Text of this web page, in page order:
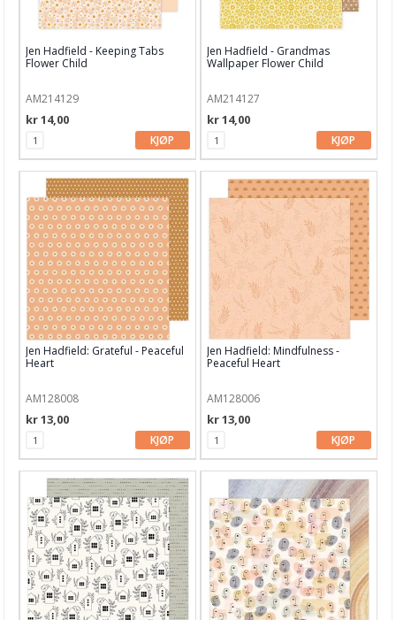
Papir & Spesialpapir
Scrapbooking & lommescrapping
Planners & kalender
Art Journaling & Mixed Media
Vokssegl & tilbehør
Lim & Verktøy
Barnehobby
Bånd, Blonder & Tekstil
Garn & Tilbehør
Gips, støp, form
Hobby - generelt
Julens produkter
Kunstnermateriell
Maling & Tusj
Oppbevaring
Papir, Kort & Konvolutt
Sjablong & Tilbehør
Smykkelaging
Jen Hadfield - Keeping Tabs
Flower Child
AM214129
kr 14,00
KJØP
Jen Hadfield - Grandmas
Wallpaper Flower Child
AM214127
kr 14,00
KJØP
Jen Hadfield: Grateful - Peaceful
Heart
AM128008
kr 13,00
KJØP
Jen Hadfield: Mindfulness -
Peaceful Heart
AM128006
kr 13,00
KJØP